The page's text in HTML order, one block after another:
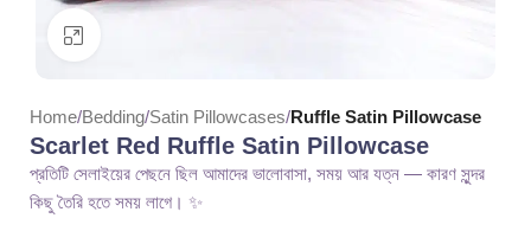
Home Bedding Satin Pillowcases Ruffle Satin Pillowcase
Scarlet Red Ruffle Satin Pillowcase
প্রতিটি সেলাইয়ের পেছনে ছিল আমাদের ভালোবাসা, সময় আর যত্ন — কারণ সুন্দর
কিছু তৈরি হতে সময় লাগে। ✨